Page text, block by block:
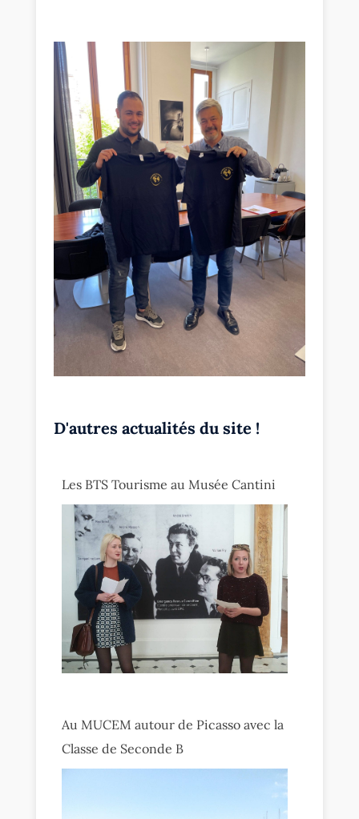
D'autres actualités du site !
Les BTS Tourisme au Musée Cantini
Au MUCEM autour de Picasso avec la
Classe de Seconde B